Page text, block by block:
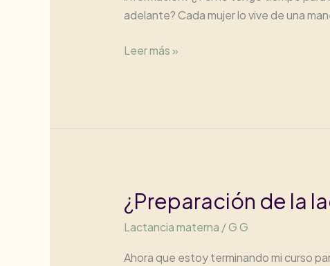
adelante? Cada mujer lo vive de una
Estás
Leer más »
¿Preparación de la
Lactancia materna /G G
Ahora que estoy terminando mi curso